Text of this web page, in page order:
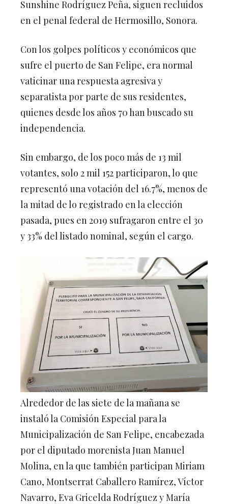
Sunshine Rodríguez Peña, siguen recluidos
en el penal federal de Hermosillo, Sonora.
Con los golpes políticos y económicos que
sufre el puerto de San Felipe, era normal
vaticinar una respuesta agresiva y
separatista por parte de sus residentes,
quienes desde los años 70 han buscado su
independencia.
Sin embargo, de los poco más de 13 mil
votantes, solo 2 mil 152 participaron, lo que
representó una votación del 16.7%, menos de
la mitad de lo registrado en la elección
pasada, pues en 2019 sufragaron entre el 30
y 33% del listado nominal, según el cargo.
Alrededor de las siete de la mañana se
instaló la Comisión Especial para la
Municipalización de San Felipe, encabezada
por el diputado morenista Juan Manuel
Molina, en la que también participan Miriam
Cano, Montserrat Caballero Ramírez, Víctor
Navarro, Eva Gricelda Rodríguez y María